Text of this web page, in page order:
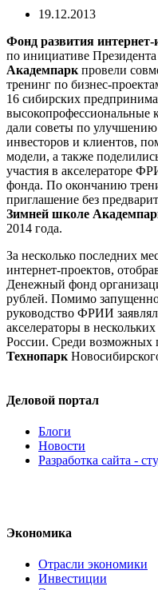
19.12.2013
Фонд развития
по инициативе
Академпарк провели
тренинг по бизнес-
16 сибирских
высокопрофессиональные
дали советы по
инвесторов и клиентов,
модели, а также
участия в акселераторе
фонда. По окончанию
приглашение без
Зимней школе
2014 года.
За несколько последних
интернет-проектов,
Денежный фонд
рублей. Помимо
руководство ФРИИ
акселераторы в
России. Среди возможных
Технопарк
Деловой портал
Блоги
Новости
Разработка сайта -
Экономика
Отрасли экономики
Инвестиции